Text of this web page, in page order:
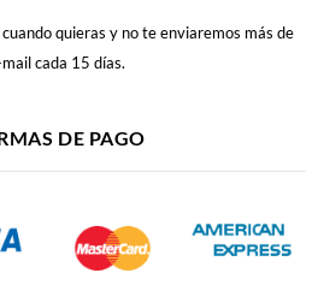
quieras y no te enviaremos más de
cada 15 días.
DE PAGO